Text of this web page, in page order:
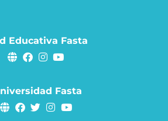
Educativa Fasta
Fasta